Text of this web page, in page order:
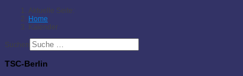
Aktuelle Seite:
Home
Kalender
Suchen
TSC-Berlin